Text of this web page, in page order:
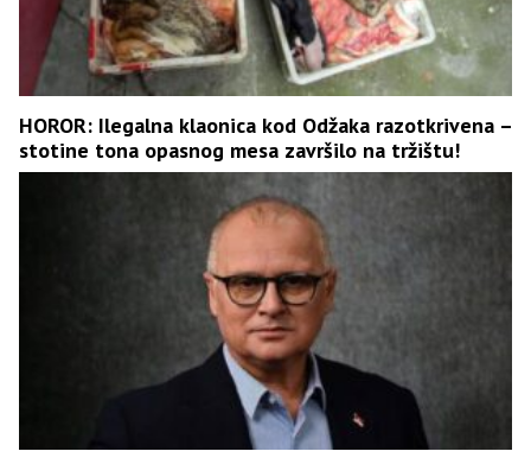
HOROR: Ilegalna klaonica kod Odžaka razotkrivena –
stotine tona opasnog mesa završilo na tržištu!